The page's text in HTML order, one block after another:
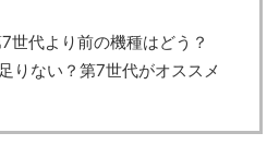
世代より前の機種はどう？
りない？第7世代がオススメ